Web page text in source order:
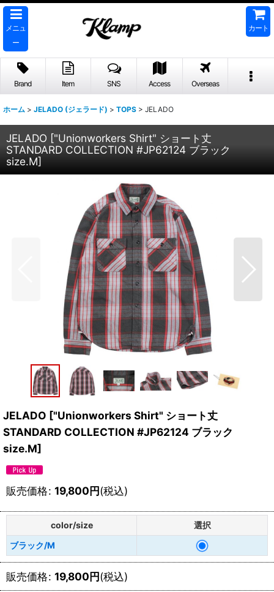
メニュ
ー
カート
Brand Item SNS Access Overseas
ホーム > JELADO (ジェラード) > TOPS > JELADO
JELADO ["Unionworkers Shirt" ショート丈
STANDARD COLLECTION #JP62124 ブラック
size.M]
JELADO ["Unionworkers Shirt" ショート丈
STANDARD COLLECTION #JP62124 ブラック
size.M]
販売価格: 19,800円(税込)
color/size
選択
ブラック/M
販売価格: 19,800円(税込)